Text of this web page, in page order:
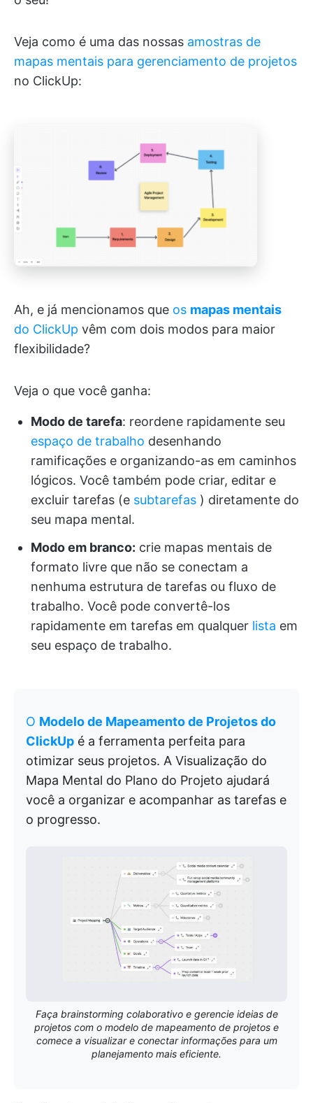
Veja como é uma das nossas amostras de
mapas mentais para gerenciamento de projetos
no ClickUp:
Ah, e já mencionamos que os mapas mentais
do ClickUp vêm com dois modos para maior
flexibilidade?
Veja o que você ganha:
Modo de tarefa: reordene rapidamente seu
espaço de trabalho desenhando
ramificações e organizando-as em caminhos
lógicos. Você também pode criar, editar e
excluir tarefas (e subtarefas ) diretamente do
seu mapa mental.
Modo em branco: crie mapas mentais de
formato livre que não se conectam a
nenhuma estrutura de tarefas ou fluxo de
trabalho. Você pode convertê-los
rapidamente em tarefas em qualquer lista em
seu espaço de trabalho.
O Modelo de Mapeamento de Projetos do
ClickUp é a ferramenta perfeita para
otimizar seus projetos. A Visualização do
Mapa Mental do Plano do Projeto ajudará
você a organizar e acompanhar as tarefas e
o progresso.
Faça brainstorming colaborativo e gerencie ideias de
projetos com o modelo de mapeamento de projetos e
comece a visualizar e conectar informações para um
planejamento mais eficiente.